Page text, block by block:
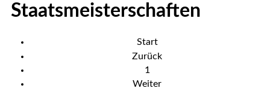
Staatsmeisterschaften
Start
Zurück
1
Weiter